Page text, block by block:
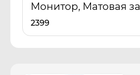
Монитор, Матовая
2399